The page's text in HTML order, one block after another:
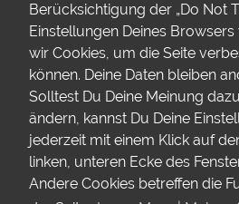
Berücksichtigung der „Do Not
Einstellungen Deines
wir Cookies, um die Seite
können. Deine Daten bleiben
Solltest Du Deine Meinung
ändern, kannst Du Deine
jederzeit mit einem Klick auf
linken, unteren Ecke des
Andere Cookies betreffen die